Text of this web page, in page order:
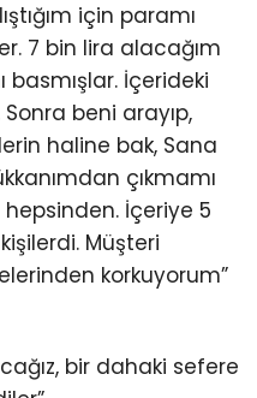
için paramı
7 bin lira alacağım
basmışlar. İçerideki
beni arayıp,
haline bak, Sana
çıkmamı
İçeriye 5
Müşteri
korkuyorum”
bir dahaki sefere